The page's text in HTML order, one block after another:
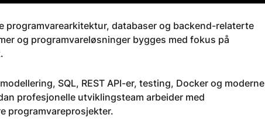
databaser og backend-relaterte
og programvareløsninger bygges med fokus på
SQL, REST API-er, testing, Docker og moderne
profesjonelle utviklingsteam arbeider med
programvareprosjekter.